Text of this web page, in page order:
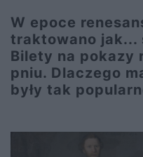
W epoce
traktowano jak...
Bilety na pokazy
pniu. Dlaczego
były tak